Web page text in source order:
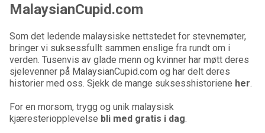
MalaysianCupid.com
Som det ledende malaysiske nettstedet for stevnemøter,
bringer vi suksessfullt sammen enslige fra rundt om i
verden. Tusenvis av glade menn og kvinner har møtt deres
sjelevenner på MalaysianCupid.com og har delt deres
historier med oss. Sjekk de mange suksesshistoriene her.
For en morsom, trygg og unik malaysisk
kjæresteriopplevelse bli med gratis i dag.